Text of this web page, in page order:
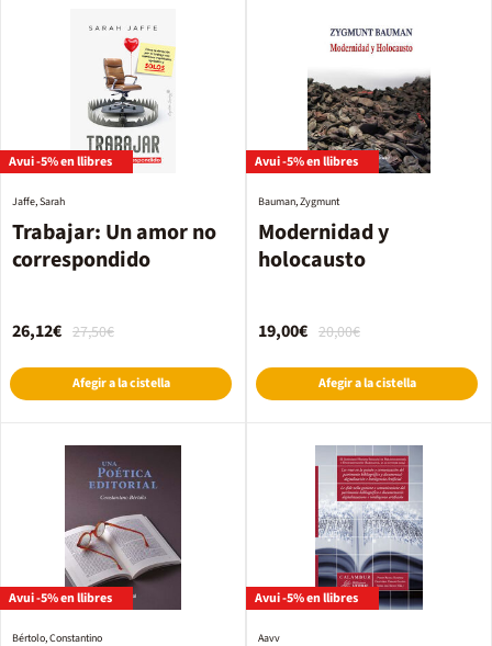
Avui -5% en llibres
Trabajar: Un amor no
correspondido
Jaffe, Sarah
27,50€
26,12€
Afegir a la cistella
Avui -5% en llibres
Modernidad y
holocausto
Bauman, Zygmunt
20,00€
19,00€
Afegir a la cistella
Avui -5% en llibres
Bértolo, Constantino
Avui -5% en llibres
Aavv